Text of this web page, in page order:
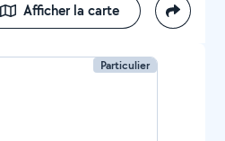
Afficher la carte
Particulier